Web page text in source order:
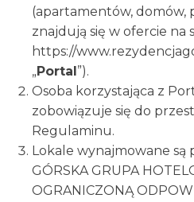
(apartamentów, domów,
znajdują się w ofercie
https://
„Portal”).
Osoba korzystająca z
zobowiązuje się do
Regulaminu.
Lokale wynajmowane są
GÓRSKA GRUPA
OGRANICZONĄ